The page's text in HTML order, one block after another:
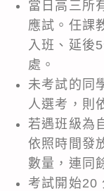
當日高三所
應試。任課
入班、延後
處。
未考試的同
人選考，則
若遇班級為
依照時間發
數量，連同
考試開始20